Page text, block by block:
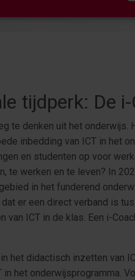
tijdperk: De
te denken uit het onderwijs.
inbedding van ICT in het
en studenten op voor
te werken en te leven? In
in het funderend
er een direct verband is
ICT in de klas. Een i-
het didactisch inzetten van
het onderwijsprogramma.